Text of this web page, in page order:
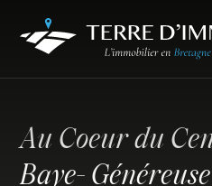
Au Coeur du
Baye-